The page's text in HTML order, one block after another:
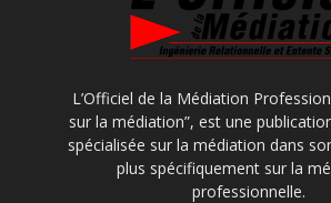
L’Officiel de la Médiation
sur la médiation”, est une
spécialisée sur la médiation dans
plus spécifiquement sur la
professionnelle.